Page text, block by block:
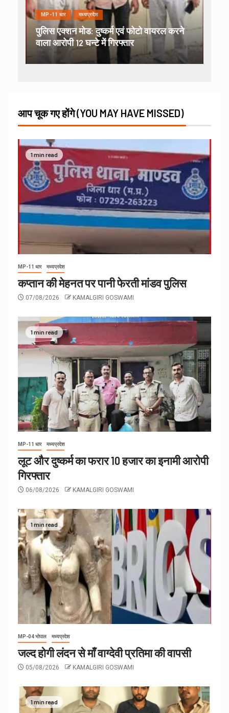
MP-11 धार मध्यप्रदेश
पुलिस एक्शन मोड: दुष्कर्म एवं फोटो वायरल करने
वाला आरोपी 12 घन्टे में गिरफ्तार
आप चूक गए होंगे (YOU MAY HAVE MISSED)
1 min read
MP-11 धार मध्यप्रदेश
कप्तान की मेहनत पर पानी फेरती मांडव पुलिस
07/08/2026 KAMALGIRI GOSWAMI
1 min read
MP-11 धार मध्यप्रदेश
लूट और दुष्कर्म का फरार 10 हजार का इनामी आरोपी
गिरफ्तार
06/08/2026 KAMALGIRI GOSWAMI
1 min read
MP-04 भोपाल मध्यप्रदेश
जल्द होगी लंदन से माँ वाग्देवी प्रतिमा की वापसी
05/08/2026 KAMALGIRI GOSWAMI
1 min read